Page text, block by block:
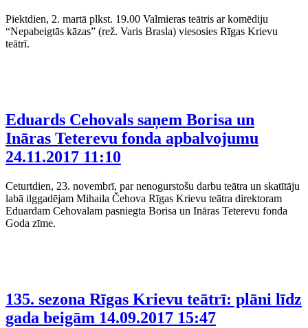
Piektdien, 2. martā plkst. 19.00 Valmieras teātris ar komēdiju
“Nepabeigtās kāzas” (rež. Varis Brasla) viesosies Rīgas Krievu
teātrī.
Eduards Cehovals saņem Borisa un
Ināras Teterevu fonda apbalvojumu
24.11.2017 11:10
Ceturtdien, 23. novembrī, par nenogurstošu darbu teātra un skatītāju
labā ilggadējam Mihaila Čehova Rīgas Krievu teātra direktoram
Eduardam Cehovalam pasniegta Borisa un Ināras Teterevu fonda
Goda zīme.
135. sezona Rīgas Krievu teātrī: plāni līdz
gada beigām 14.09.2017 15:47